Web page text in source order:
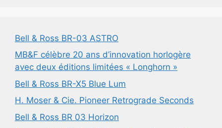
Bell & Ross BR-03 ASTRO
MB&F célèbre 20 ans d’innovation horlogère
avec deux éditions limitées « Longhorn »
Bell & Ross BR-X5 Blue Lum
H. Moser & Cie. Pioneer Retrograde Seconds
Bell & Ross BR 03 Horizon